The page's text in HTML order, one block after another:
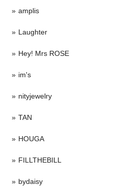
amplis
Laughter
Hey! Mrs ROSE
im's
nityjewelry
TAN
HOUGA
FILLTHEBILL
bydaisy